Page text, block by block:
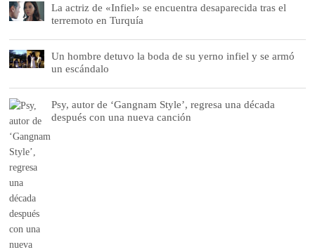
La actriz de «Infiel» se encuentra desaparecida tras el
terremoto en Turquía
Un hombre detuvo la boda de su yerno infiel y se armó
un escándalo
Psy, autor de ‘Gangnam Style’, regresa una década
después con una nueva canción